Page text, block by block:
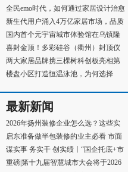
工“五小”创新
全民emo时代，如何通过家居设计治愈
着当代年轻人？
新生代用户涌入4万亿家居市场，品质
升级将成为家居
国内首个元宇宙城市体验馆在乌镇隆
重开馆
喜封金顶！多彩硅谷（衢州）封顶仪
式圆满礼成！
两大家居品牌携三棵树科创板亮相第
十九届中国国际
楼盘小区打造恒温泳池，为何选择
最新新闻
2026年扬州装修企业怎么选？这些实
用挑选攻略建议你
启东准备做半包装修的业主必看 市面
上各类半包装修
谋实事 务实干 创实绩丨“国企托底+市
场运作”，沙
重磅|第十九届智慧城市大会将于2026